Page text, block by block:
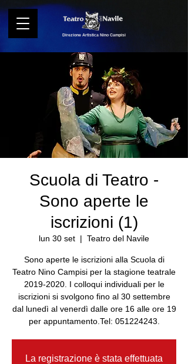
Direzione Artistica Nino Campisi
Scuola di Teatro -
Sono aperte le
iscrizioni (1)
lun 30 set
  |
Teatro del Navile
Sono aperte le iscrizioni alla Scuola di
Teatro Nino Campisi per la stagione teatrale
2019-2020. I colloqui individuali per le
iscrizioni si svolgono fino al 30 settembre
dal lunedì al venerdì dalle ore 16 alle ore 19
per appuntamento.Tel: 051224243.
La registrazione è stata effettuata